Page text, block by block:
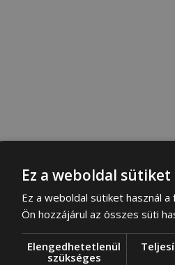
Ez a weboldal sütiket
Ez a weboldal sütiket használ
Ön hozzájárul az összes süti
Elengedhetetlenül
szükséges